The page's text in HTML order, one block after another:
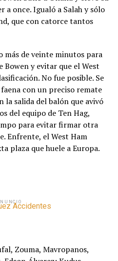
a once. Igualó a Salah y sólo
que con catorce tantos
más de veinte minutos para
y evitar que el West
No fue posible. Se
con un preciso remate
salida del balón que avivó
del equipo de Ten Hag,
para evitar firmar otra
Enfrente, el West Ham
plaza que huele a Europa.
Zouma, Mavropanos,